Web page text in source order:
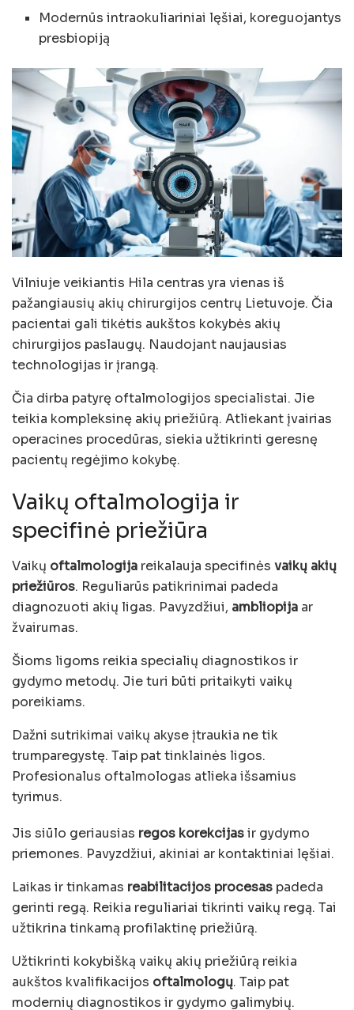
Modernūs intraokuliariniai lęšiai, koreguojantys
presbiopiją
Vilniuje veikiantis Hila centras yra vienas iš
pažangiausių akių chirurgijos centrų Lietuvoje. Čia
pacientai gali tikėtis aukštos kokybės akių
chirurgijos paslaugų. Naudojant naujausias
technologijas ir įrangą.
Čia dirba patyrę oftalmologijos specialistai. Jie
teikia kompleksinę akių priežiūrą. Atliekant įvairias
operacines procedūras, siekia užtikrinti geresnę
pacientų regėjimo kokybę.
Vaikų oftalmologija ir
specifinė priežiūra
Vaikų oftalmologija reikalauja specifinės vaikų akių
priežiūros. Reguliarūs patikrinimai padeda
diagnozuoti akių ligas. Pavyzdžiui, ambliopija ar
žvairumas.
Šioms ligoms reikia specialių diagnostikos ir
gydymo metodų. Jie turi būti pritaikyti vaikų
poreikiams.
Dažni sutrikimai vaikų akyse įtraukia ne tik
trumparegystę. Taip pat tinklainės ligos.
Profesionalus oftalmologas atlieka išsamius
tyrimus.
Jis siūlo geriausias regos korekcijasir gydymo
priemones. Pavyzdžiui, akiniai ar kontaktiniai lęšiai.
Laikas ir tinkamas reabilitacijos procesas padeda
gerinti regą. Reikia reguliariai tikrinti vaikų regą. Tai
užtikrina tinkamą profilaktinę priežiūrą.
Užtikrinti kokybišką vaikų akių priežiūrą reikia
aukštos kvalifikacijos oftalmologų. Taip pat
modernių diagnostikos ir gydymo galimybių.